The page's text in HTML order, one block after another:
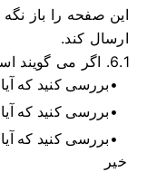
این صفحه را باز نگه
ارسال کند.
6.1. اگر می گویند
بررسی کنید که آیا
بررسی کنید که
بررسی کنید که
خیر